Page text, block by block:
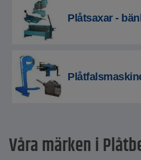
Plåtsaxar -
Våra märken i